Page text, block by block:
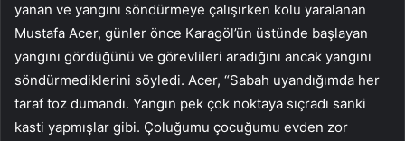
yanan ve yangını söndürmeye çalışırken kolu yaralanan
Mustafa Acer, günler önce Karagöl’ün üstünde başlayan
yangını gördüğünü ve görevlileri aradığını ancak yangını
söndürmediklerini söyledi. Acer, “Sabah uyandığımda her
taraf toz dumandı. Yangın pek çok noktaya sıçradı sanki
kasti yapmışlar gibi. Çoluğumu çocuğumu evden zor